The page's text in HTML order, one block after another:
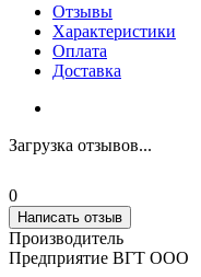
Отзывы
Характеристики
Оплата
Доставка
Загрузка отзывов...
0
Написать отзыв
Производитель
Предприятие ВГТ ООО